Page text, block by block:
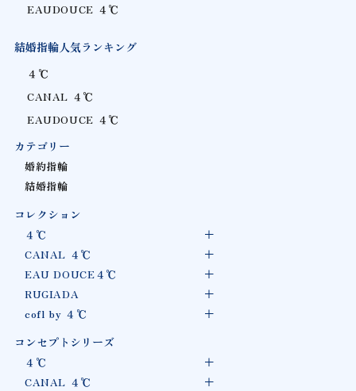
EAUDOUCE ４℃
結婚指輪人気ランキング
４℃
CANAL ４℃
EAUDOUCE ４℃
カテゴリー
婚約指輪
結婚指輪
コレクション
４℃
CANAL ４℃
EAU DOUCE４℃
RUGIADA
cofl by ４℃
コンセプトシリーズ
４℃
CANAL ４℃